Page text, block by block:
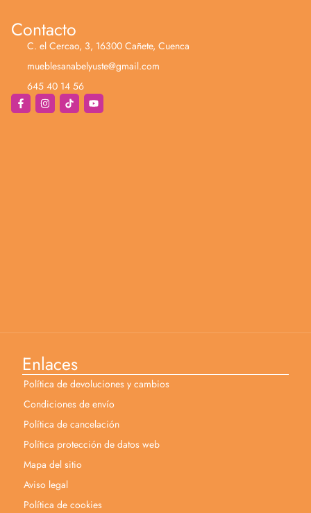
Contacto
C. el Cercao, 3, 16300 Cañete, Cuenca
mueblesanabelyuste@gmail.com
645 40 14 56
Enlaces
Política de devoluciones y cambios
Condiciones de envío
Política de cancelación
Política protección de datos web
Mapa del sitio
Aviso legal
Política de cookies